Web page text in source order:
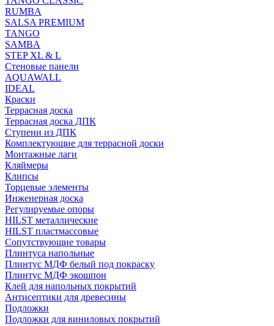
RUMBA
SALSA PREMIUM
TANGO
SAMBA
STEP XL & L
Стеновые панели
AQUAWALL
IDEAL
Краски
Террасная доска
Террасная доска ДПК
Ступени из ДПК
Комплектующие для террасной доски
Монтажные лаги
Кляймеры
Клипсы
Торцевые элементы
Инженерная доска
Регулируемые опоры
HILST металлические
HILST пластмассовые
Сопутствующие товары
Плинтуса напольные
Плинтус МДФ белый под покраску
Плинтус МДФ экошпон
Клей для напольных покрытий
Антисептики для древесины
Подложки
Подложки для виниловых покрытий